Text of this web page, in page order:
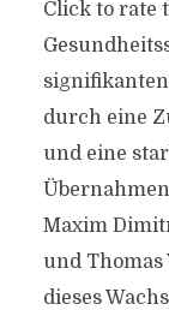
Click to rate
durch eine
und eine
Maxim
und Thomas
dieses